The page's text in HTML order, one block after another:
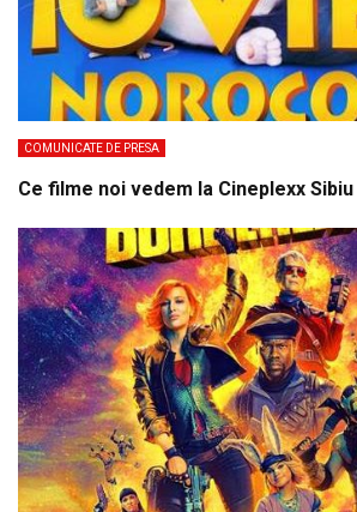
COMUNICATE DE PRESA
Ce filme noi vedem la Cineplexx